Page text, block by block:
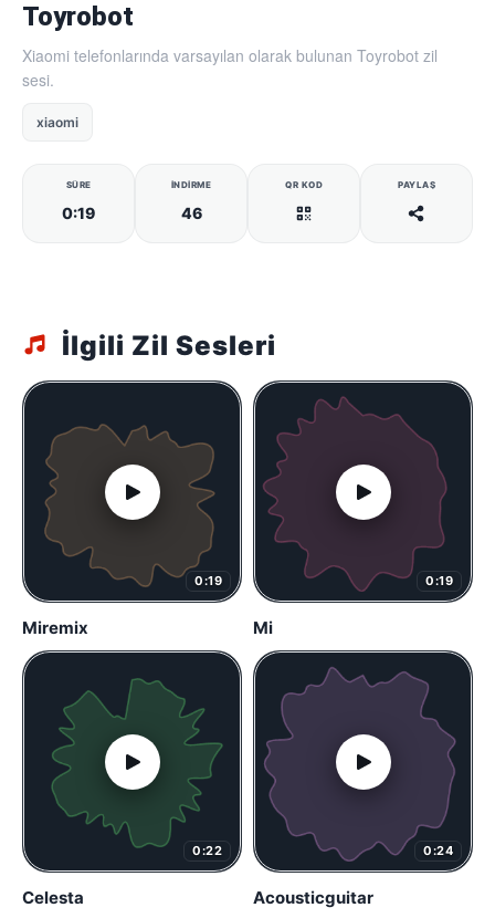
Toyrobot
Xiaomi telefonlarında varsayılan olarak bulunan Toyrobot zil
sesi.
xiaomi
SÜRE
0:19
İNDIRME
46
QR KOD PAYLAŞ
İlgili Zil Sesleri
0:19
Miremix
0:19
Mi
0:22
Celesta
0:24
Acousticguitar